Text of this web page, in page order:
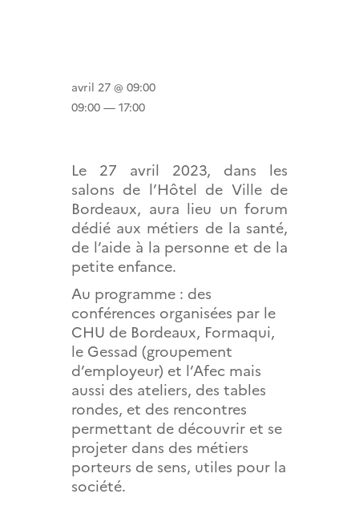
Le 27 avril 2023, dans les
salons de l’Hôtel de Ville de
Bordeaux, aura lieu un forum
dédié aux métiers de la santé,
de l’aide à la personne et de la
petite enfance.
Au programme : des
conférences organisées par le
CHU de Bordeaux, Formaqui,
le Gessad (groupement
d’employeur) et l’Afec mais
aussi des ateliers, des tables
rondes, et des rencontres
permettant de découvrir et se
projeter dans des métiers
porteurs de sens, utiles pour la
société.
avril 27 @ 09:00
09:00 — 17:00